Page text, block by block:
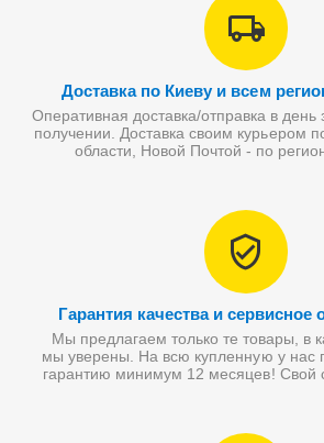
Доставка по Киеву и всем
Оперативная доставка/отправка в день
получении. Доставка своим курьером
области, Новой Почтой - по
Гарантия качества и сервисное
Мы предлагаем только те товары, в
мы уверены. На всю купленную у нас
гарантию минимум 12 месяцев! Свой